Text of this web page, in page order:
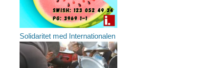
Solidaritet med Internationalen